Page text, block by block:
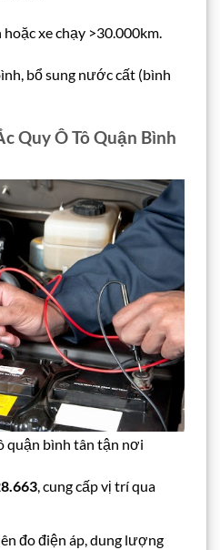
xe chạy >30.000km.
bổ sung nước cất (bình
Quy Ô Tô Quận Bình
quận bình tân tận nơi
, cung cấp vị trí qua
đo điện áp, dung lượng